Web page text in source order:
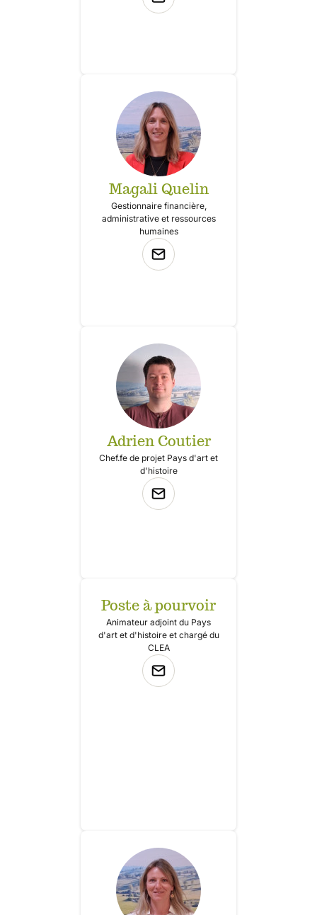
Magali Quelin
Gestionnaire financière,
administrative et ressources
humaines
Adrien Coutier
Chef.fe de projet Pays d'art et
d'histoire
Poste à pourvoir
Animateur adjoint du Pays
d'art et d'histoire et chargé du
CLEA